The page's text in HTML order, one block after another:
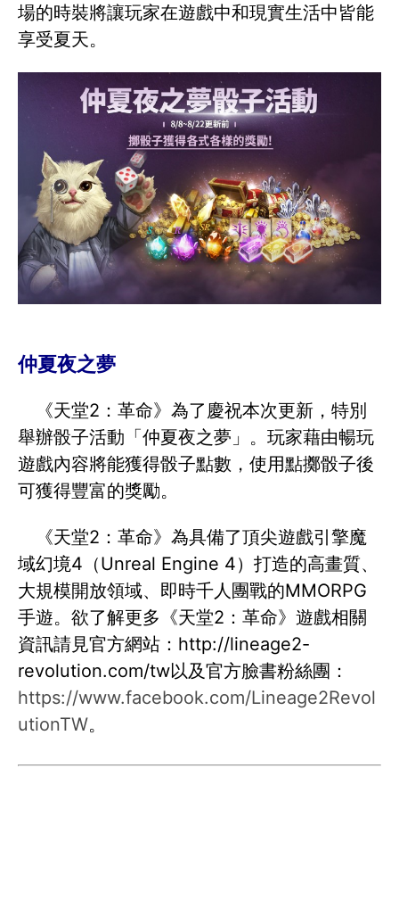
場的時裝將讓玩家在遊戲中和現實生活中皆能
享受夏天。
仲夏夜之夢
《天堂2：革命》為了慶祝本次更新，特別
舉辦骰子活動「仲夏夜之夢」。玩家藉由暢玩
遊戲內容將能獲得骰子點數，使用點擲骰子後
可獲得豐富的獎勵。
《天堂2：革命》為具備了頂尖遊戲引擎魔
域幻境4（Unreal Engine 4）打造的高畫質、
大規模開放領域、即時千人團戰的MMORPG
手遊。欲了解更多《天堂2：革命》遊戲相關
資訊請見官方網站：http://lineage2-
revolution.com/tw以及官方臉書粉絲團：
https://www.facebook.com/Lineage2Revol
utionTW。